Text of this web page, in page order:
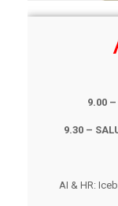
9.00
9.30 –
AI & HR: